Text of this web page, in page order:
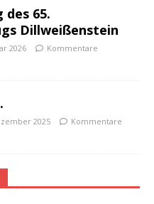
des 65.
Dillweißenstein
2026
Kommentare
2025
Kommentare